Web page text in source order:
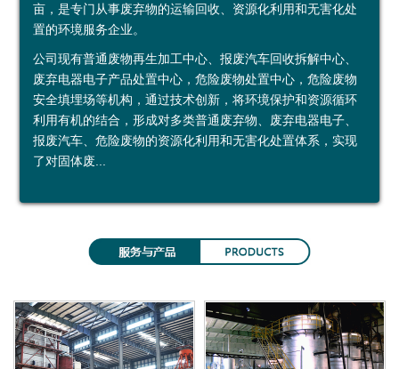
鑫
广
再
生
资
上
海
）
烟
台
绿
环
运
限
公
司
加
工
利
用
示
中
心
益 约
投资者关系
告 告
亩，是专门从事废弃物的运输回收、资源化利用和无害化处
置的环境服务企业。
公司现有普通废物再生加工中心、报废汽车回收拆解中心、
废弃电器电子产品处置中心，危险废物处置中心，危险废物
安全填埋场等机构，通过技术创新，将环境保护和资源循环
利用有机的结合，形成对多类普通废弃物、废弃电器电子、
报废汽车、危险废物的资源化利用和无害化处置体系，实现
了对固体废...